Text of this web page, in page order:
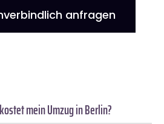
anfragen
mein Umzug in Berlin?